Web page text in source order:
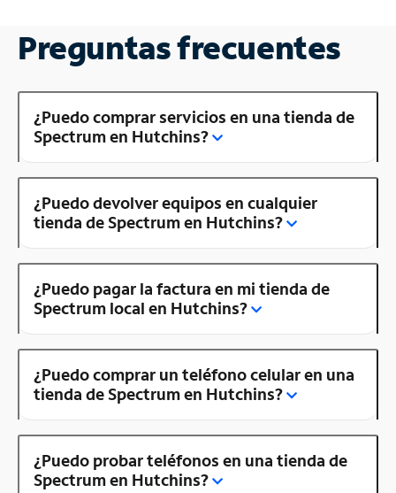
Preguntas frecuentes
¿Puedo comprar servicios en una tienda de
Spectrum en Hutchins?
¿Puedo devolver equipos en cualquier
tienda de Spectrum en Hutchins?
¿Puedo pagar la factura en mi tienda de
Spectrum local en Hutchins?
¿Puedo comprar un teléfono celular en una
tienda de Spectrum en Hutchins?
¿Puedo probar teléfonos en una tienda de
Spectrum en Hutchins?